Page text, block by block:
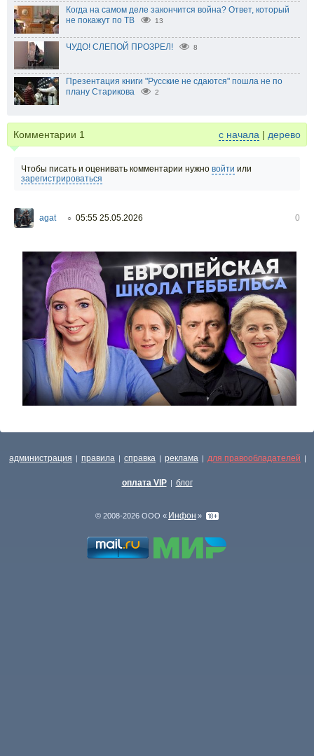
Когда на самом деле закончится война? Ответ, который
не покажут по ТВ
13
ЧУДО! СЛЕПОЙ ПРОЗРЕЛ! 8
Презентация книги "Русские не сдаются" пошла не по
плану Старикова
2
Комментарии 1 с начала | дерево
Чтобы писать и оценивать комментарии нужно войти или
зарегистрироваться
agat ○ 05:55 25.05.2026 0
администрация | правила | справка | реклама | для правообладателей |
оплата VIP | блог
© 2008-2026 ООО « Инфон »